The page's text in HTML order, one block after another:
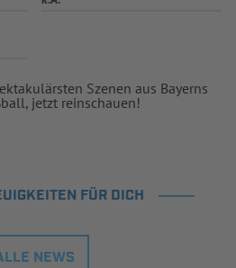
Szenen aus Bayerns
jetzt reinschauen!
FÜR DICH
NEWS